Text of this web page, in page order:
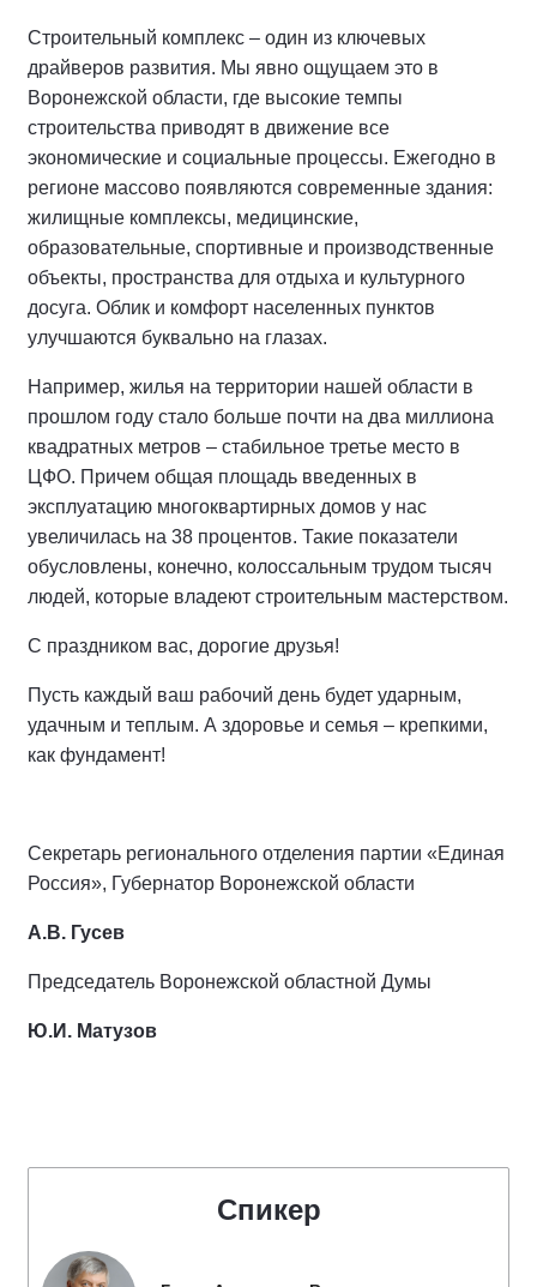
Строительный комплекс – один из ключевых
драйверов развития. Мы явно ощущаем это в
Воронежской области, где высокие темпы
строительства приводят в движение все
экономические и социальные процессы. Ежегодно в
регионе массово появляются современные здания:
жилищные комплексы, медицинские,
образовательные, спортивные и производственные
объекты, пространства для отдыха и культурного
досуга. Облик и комфорт населенных пунктов
улучшаются буквально на глазах.
Например, жилья на территории нашей области в
прошлом году стало больше почти на два миллиона
квадратных метров – стабильное третье место в
ЦФО. Причем общая площадь введенных в
эксплуатацию многоквартирных домов у нас
увеличилась на 38 процентов. Такие показатели
обусловлены, конечно, колоссальным трудом тысяч
людей, которые владеют строительным мастерством.
С праздником вас, дорогие друзья!
Пусть каждый ваш рабочий день будет ударным,
удачным и теплым. А здоровье и семья – крепкими,
как фундамент!
Секретарь регионального отделения партии «Единая
Россия», Губернатор Воронежской области
А.В. Гусев
Председатель Воронежской областной Думы
Ю.И. Матузов
Спикер